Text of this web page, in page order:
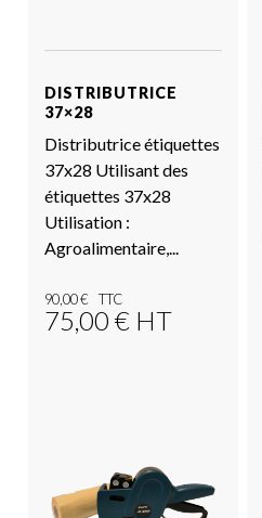
DISTRIBUTRICE
37×28
Distributrice étiquettes
37x28 Utilisant des
étiquettes 37x28
Utilisation :
Agroalimentaire,...
90,00€
75,00€ HT